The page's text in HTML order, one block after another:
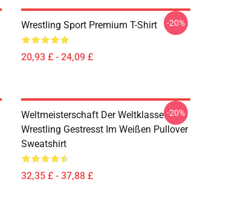
Wrestling Sport Premium T-Shirt
20,93 £ - 24,09 £
-20%
Weltmeisterschaft Der Weltklasse
Wrestling Gestresst Im Weißen Pullover
Sweatshirt
32,35 £ - 37,88 £
-20%